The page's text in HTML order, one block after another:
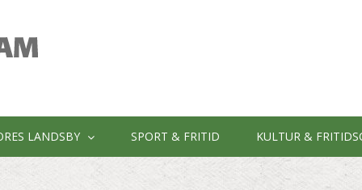
LANDSBY SPORT & FRITID KULTUR &